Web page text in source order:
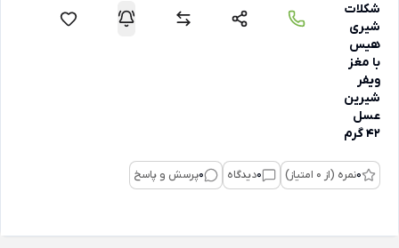
شکلات
شیری
هیس
با مغز
ویفر
شیرین
عسل
42 گرم
0نمره (از 0 امتیاز) 0دیدگاه 0پرسش و پاسخ